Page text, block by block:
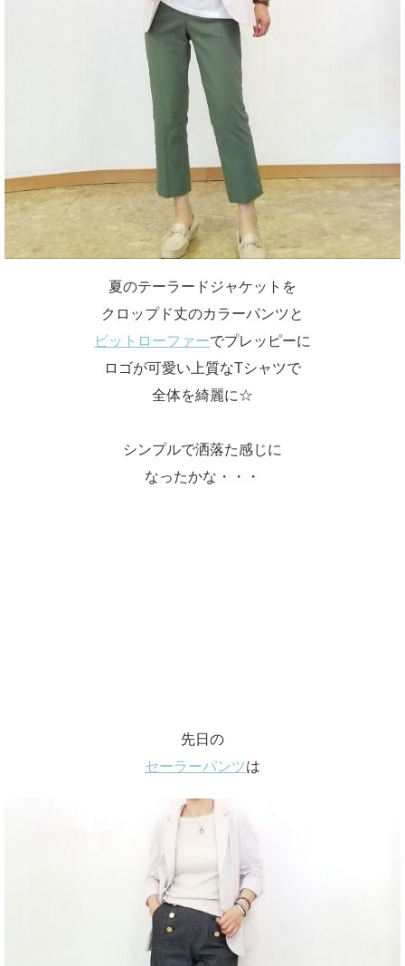
夏のテーラードジャケットを
クロップド丈のカラーパンツと
ビットローファーでプレッピーに
ロゴが可愛い上質なTシャツで
全体を綺麗に☆
シンプルで洒落た感じに
なったかな・・・
先日の
セーラーパンツは